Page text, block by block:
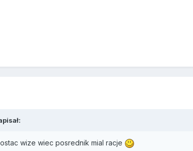
wize wiec posrednik mial racje